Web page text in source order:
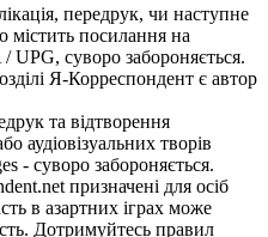
передрук, чи наступне
містить посилання на
UPG, суворо забороняється.
Я-Корреспондент є автор
та відтворення
аудіовізуальних творів
- суворо забороняється.
призначені для осіб
в азартних іграх може
Дотримуйтесь правил